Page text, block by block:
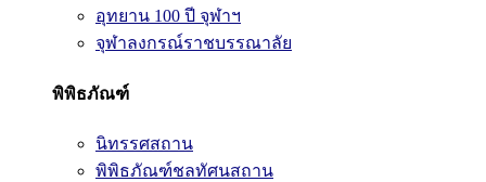
อุทยาน 100 ปี จุฬาฯ
จุฬาลงกรณ์ราชบรรณาลัย
พิพิธภัณฑ์
นิทรรศสถาน
พิพิธภัณฑ์ชลทัศนสถาน